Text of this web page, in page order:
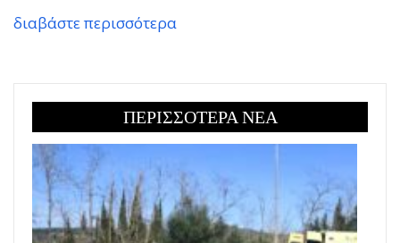
διαβάστε περισσότερα
ΠΕΡΙΣΣΟΤΕΡΑ ΝΕΑ